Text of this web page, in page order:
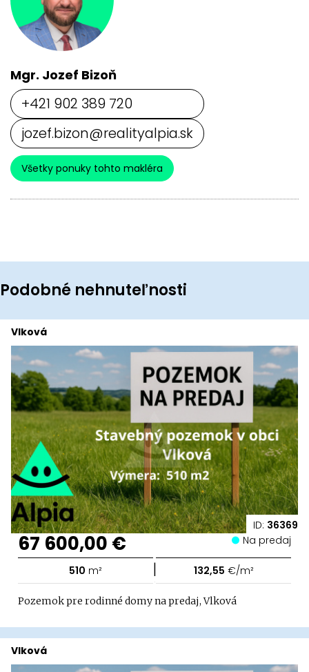
Mgr. Jozef Bizoň
+421 902 389 720
jozef.bizon@realityalpia.sk
Všetky ponuky tohto makléra
Podobné nehnuteľnosti
ID: 36369
Vlková
67 600,00 € Na predaj
510 m² | 132,55 €/m²
Pozemok pre rodinné domy na predaj, Vlková
Vlková